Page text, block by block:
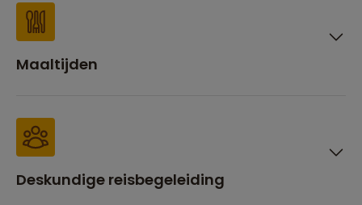
Maaltijden
Deskundige reisbegeleiding